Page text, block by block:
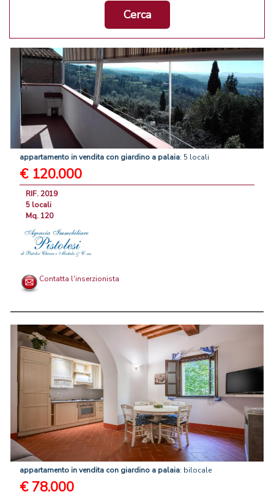
Cerca
appartamento invendita con giardino a palaia: 5 locali
€ 120.000
RIF. 2019
5 locali
Mq. 120
Contatta l'inserzionista
appartamento invendita con giardino a palaia: bilocale
€ 78.000